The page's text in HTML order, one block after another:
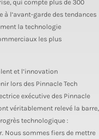
qui compte plus de 300
à l’avant-garde des tendances
la technologie
les plus
et l’innovation
lors des Pinnacle Tech
exécutive des Pinnacle
véritablement relevé la barre,
technologique :
Nous sommes fiers de mettre